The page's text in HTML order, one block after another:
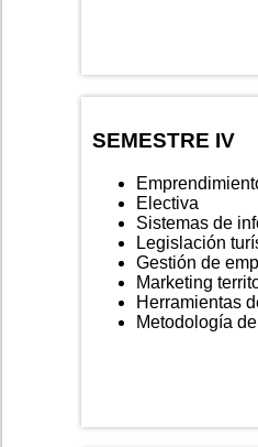
SEMESTRE IV
Electiva
Sistemas de
Legislación
Gestión de
Marketing
Herramientas
Metodología